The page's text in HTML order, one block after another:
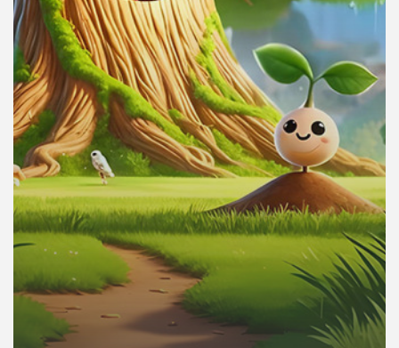
เพลง
บทความ
ข่าว
และ
กิจกรรม
เกี่ยว
กับ
เรา